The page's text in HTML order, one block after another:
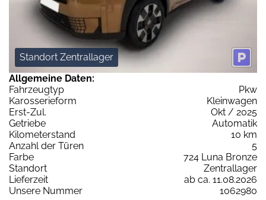
Standort Zentrallager
Allgemeine Daten:
Fahrzeugtyp
Pkw
Karosserieform
Kleinwagen
Erst-Zul.
Okt / 2025
Getriebe
Automatik
Kilometerstand
10 km
Anzahl der Türen
5
Farbe
724 Luna Bronze
Standort
Zentrallager
Lieferzeit
ab ca. 11.08.2026
Unsere Nummer
1062980